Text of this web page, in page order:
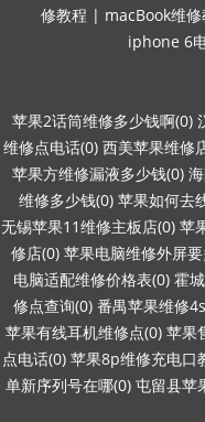
修教程 | macBook维修
iphone 6
苹果2话筒维修多少钱啊(0)
维修点电话(0) 西美苹果维修
苹果方维修漏液多少钱(0)
维修多少钱(0) 苹果如何去
无锡苹果11维修主板店(0) 苹
修店(0) 苹果电脑维修外屏
电脑适配维修价格表(0) 霍
修点查询(0) 番禺苹果维修
苹果有线耳机维修点(0) 苹果
点电话(0) 苹果8p维修充电口
单新序列号在哪(0) 屯留县苹